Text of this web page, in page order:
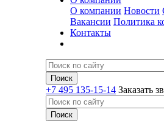
О компании Новости
Вакансии Политика
Контакты
+7 495 135-15-14 Заказать